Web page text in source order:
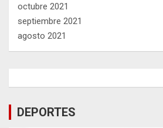
octubre 2021
septiembre 2021
agosto 2021
DEPORTES